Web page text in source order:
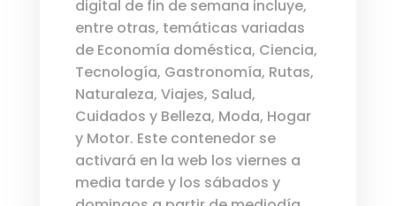
digital de fin de semana incluye,
entre otras, temáticas variadas
de Economía doméstica, Ciencia,
Tecnología, Gastronomía, Rutas,
Naturaleza, Viajes, Salud,
Cuidados y Belleza, Moda, Hogar
y Motor. Este contenedor se
activará en la web los viernes a
media tarde y los sábados y